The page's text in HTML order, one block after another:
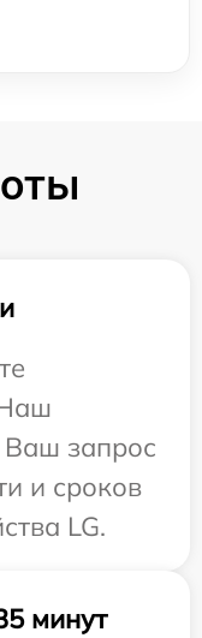
Ваш запрос
и сроков
LG.
минут